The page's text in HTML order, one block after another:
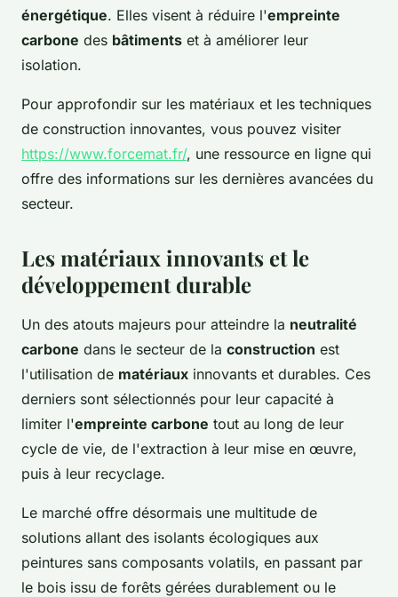
énergétique. Elles visent à réduire l'empreinte
carbone des bâtiments et à améliorer leur
isolation.
Pour approfondir sur les matériaux et les techniques
de construction innovantes, vous pouvez visiter
https://www.forcemat.fr/, une ressource en ligne qui
offre des informations sur les dernières avancées du
secteur.
Les matériaux innovants et le
développement durable
Un des atouts majeurs pour atteindre la neutralité
carbone dans le secteur de la construction est
l'utilisation de matériaux innovants et durables. Ces
derniers sont sélectionnés pour leur capacité à
limiter l'empreinte carbone tout au long de leur
cycle de vie, de l'extraction à leur mise en œuvre,
puis à leur recyclage.
Le marché offre désormais une multitude de
solutions allant des isolants écologiques aux
peintures sans composants volatils, en passant par
le bois issu de forêts gérées durablement ou le